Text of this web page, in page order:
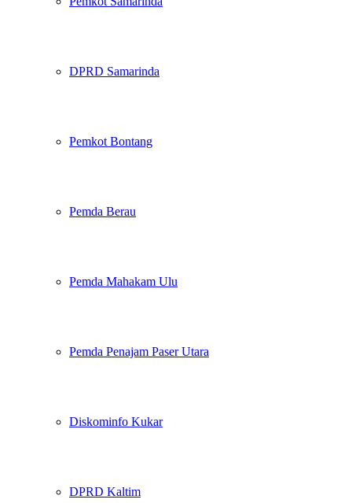
DPRD Samarinda
Pemkot Bontang
Pemda Berau
Pemda Mahakam Ulu
Pemda Penajam Paser Utara
Diskominfo Kukar
DPRD Kaltim